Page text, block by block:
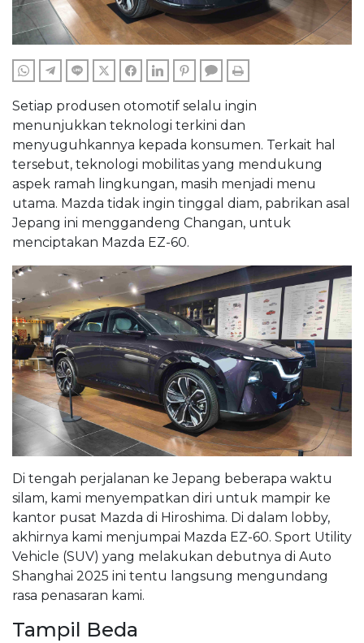
WHATSAPPTELEGRAM
LINE TWITTERFACEBOOKLINKEDINPINTERESTCOMMENTS
Setiap produsen otomotif selalu ingin
menunjukkan teknologi terkini dan
menyuguhkannya kepada konsumen. Terkait hal
tersebut, teknologi mobilitas yang mendukung
aspek ramah lingkungan, masih menjadi menu
utama. Mazda tidak ingin tinggal diam, pabrikan asal
Jepang ini menggandeng Changan, untuk
menciptakan Mazda EZ-60.
Di tengah perjalanan ke Jepang beberapa waktu
silam, kami menyempatkan diri untuk mampir ke
kantor pusat Mazda di Hiroshima. Di dalam lobby,
akhirnya kami menjumpai Mazda EZ-60. Sport Utility
Vehicle (SUV) yang melakukan debutnya di Auto
Shanghai 2025 ini tentu langsung mengundang
rasa penasaran kami.
Tampil Beda